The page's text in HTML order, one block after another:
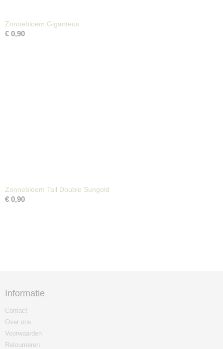
Zonnebloem Giganteus
€ 0,90
Zonnebloem Tall Double Sungold
€ 0,90
Informatie
Contact
Over ons
Voorwaarden
Retourneren